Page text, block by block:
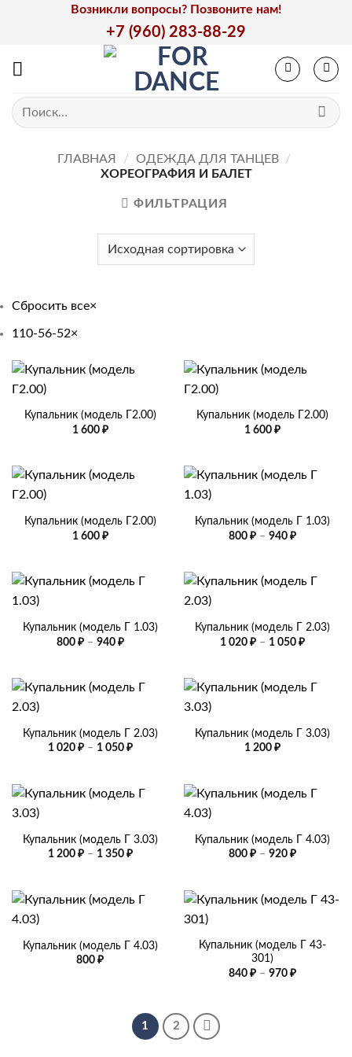
Возникли вопросы? Позвоните нам!
+7 (960) 283-88-29
Искать:
ГЛАВНАЯ / ОДЕЖДА ДЛЯ ТАНЦЕВ /
ХОРЕОГРАФИЯ И БАЛЕТ
ФИЛЬТРАЦИЯ
Сбросить все×
110-56-52×
Купальник (модель Г2.00)
1 600 ₽
Купальник (модель Г2.00)
1 600 ₽
Купальник (модель Г2.00)
1 600 ₽
Купальник (модель Г 1.03)
800 ₽ – 940 ₽Диапазон
940 ₽
Купальник (модель Г 1.03)
800 ₽ – 940 ₽Диапазон
940 ₽
Купальник (модель Г 2.03)
1 020 ₽ – 1 050 ₽
1
Купальник (модель Г 2.03)
1 020 ₽ – 1 050 ₽Диапазон
1
Купальник (модель Г 3.03)
1 200 ₽
Купальник (модель Г 3.03)
1 200 ₽ – 1 350 ₽Диапазон
1
Купальник (модель Г 4.03)
800 ₽ – 920 ₽Диапазон
920 ₽
Купальник (модель Г 4.03)
800 ₽
Купальник (модель Г 43-
301)
840 ₽ – 970 ₽Диапазон
1 2